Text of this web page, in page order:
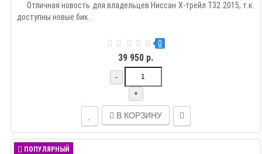
Отличная новость для владельцев Ниссан Х-трейл Т32 2015, т.к.
доступны новые бик..
0
39 950 р.
-
+
В КОРЗИНУ
ПОПУЛЯРНЫЙ